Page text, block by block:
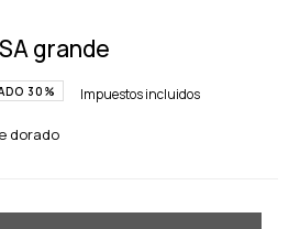
grande
30% Impuestos incluidos
dorado